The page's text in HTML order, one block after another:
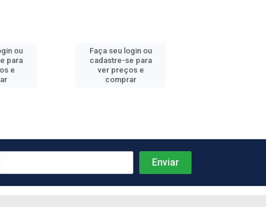
ou
para
e
Faça seu login ou
cadastre-se para
ver preços e
comprar